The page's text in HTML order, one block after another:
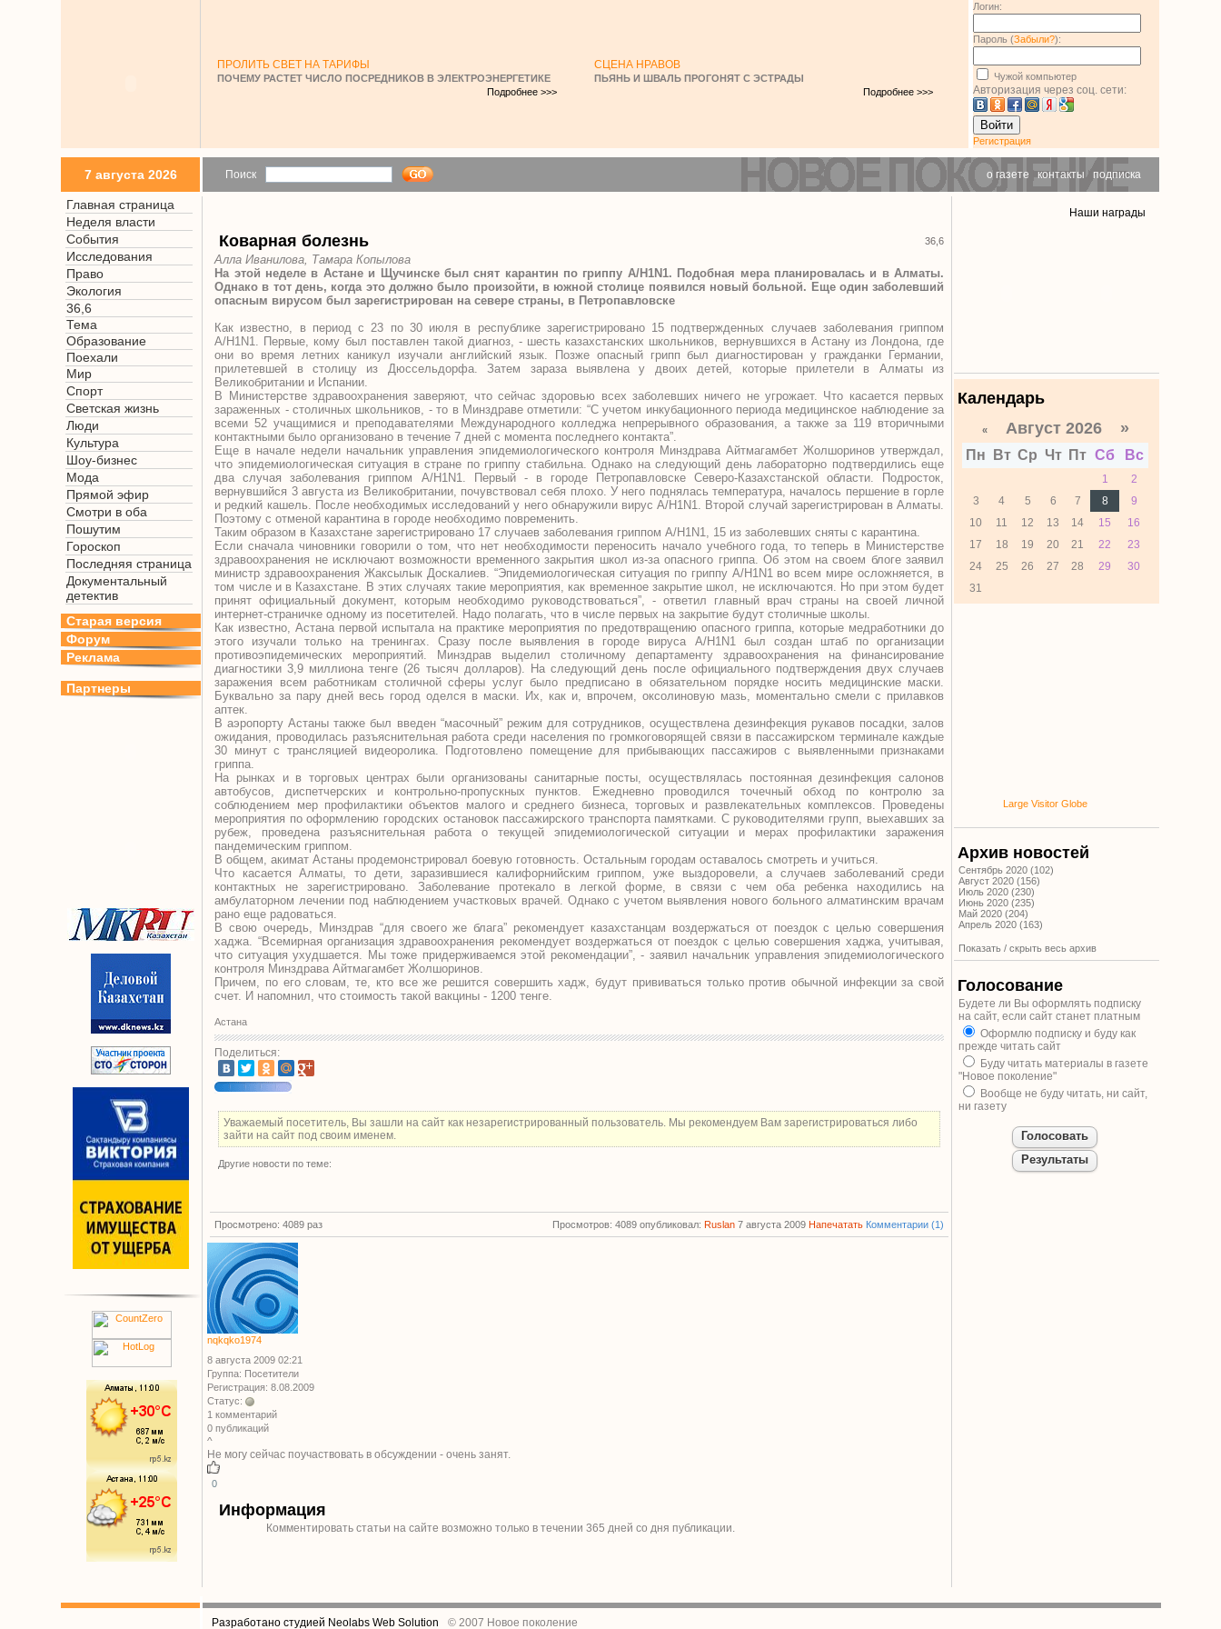
ПРОЛИТЬ СВЕТ НА ТАРИФЫ
ПОЧЕМУ РАСТЕТ ЧИСЛО ПОСРЕДНИКОВ В ЭЛЕКТРОЭНЕРГЕТИКЕ
Подробнее >>>
СЦЕНА НРАВОВ
ПЬЯНЬ И ШВАЛЬ ПРОГОНЯТ С ЭСТРАДЫ
Подробнее >>>
Логин:
Пароль (Забыли?):
Чужой компьютер
Авторизация через соц. сети:
Войти
Регистрация
7 августа 2026 Поиск о газете |контакты| подписка
Главная страница
Неделя власти
События
Исследования
Право
Экология
36,6
Тема
Образование
Поехали
Мир
Спорт
Светская жизнь
Люди
Культура
Шоу-бизнес
Мода
Прямой эфир
Смотри в оба
Пошутим
Гороскоп
Последняя страница
Документальный
детектив
Старая версия
Форум
Реклама
Партнеры
Коварная болезнь 36,6
Алла Иванилова, Тамара Копылова
На этой неделе в Астане и Щучинске был снят карантин по гриппу A/H1N1. Подобная мера планировалась и в Алматы.
Однако в тот день, когда это должно было произойти, в южной столице появился новый больной. Еще один заболевший
опасным вирусом был зарегистрирован на севере страны, в Петропавловске
Как известно, в период с 23 по 30 июля в республике зарегистрировано 15 подтвержденных случаев заболевания гриппом
A/H1N1. Первые, кому был поставлен такой диагноз, - шесть казахстанских школьников, вернувшихся в Астану из Лондона, где
они во время летних каникул изучали английский язык. Позже опасный грипп был диагностирован у гражданки Германии,
прилетевшей в столицу из Дюссельдорфа. Затем зараза выявлена у двоих детей, которые прилетели в Алматы из
Великобритании и Испании.
В Министерстве здравоохранения заверяют, что сейчас здоровью всех заболевших ничего не угрожает. Что касается первых
зараженных - столичных школьников, - то в Минздраве отметили: “С учетом инкубационного периода медицинское наблюдение за
всеми 52 учащимися и преподавателями Международного колледжа непрерывного образования, а также за 119 вторичными
контактными было организовано в течение 7 дней с момента последнего контакта”.
Еще в начале недели начальник управления эпидемиологического контроля Минздрава Айтмагамбет Жолшоринов утверждал,
что эпидемиологическая ситуация в стране по гриппу стабильна. Однако на следующий день лабораторно подтвердились еще
два случая заболевания гриппом А/Н1N1. Первый - в городе Петропавловске Северо-Казахстанской области. Подросток,
вернувшийся 3 августа из Великобритании, почувствовал себя плохо. У него поднялась температура, началось першение в горле
и редкий кашель. После необходимых исследований у него обнаружили вирус А/Н1N1. Второй случай зарегистрирован в Алматы.
Поэтому с отменой карантина в городе необходимо повременить.
Таким образом в Казахстане зарегистрировано 17 случаев заболевания гриппом А/Н1N1, 15 из заболевших сняты с карантина.
Если сначала чиновники говорили о том, что нет необходимости переносить начало учебного года, то теперь в Министерстве
здравоохранения не исключают возможности временного закрытия школ из-за опасного гриппа. Об этом на своем блоге заявил
министр здравоохранения Жаксылык Доскалиев. “Эпидемиологическая ситуация по гриппу А/Н1N1 во всем мире осложняется, в
том числе и в Казахстане. В этих случаях такие мероприятия, как временное закрытие школ, не исключаются. Но при этом будет
принят официальный документ, которым необходимо руководствоваться”, - ответил главный врач страны на своей личной
интернет-страничке одному из посетителей. Надо полагать, что в числе первых на закрытие будут столичные школы.
Как известно, Астана первой испытала на практике мероприятия по предотвращению опасного гриппа, которые медработники до
этого изучали только на тренингах. Сразу после выявления в городе вируса A/H1N1 был создан штаб по организации
противоэпидемических мероприятий. Минздрав выделил столичному департаменту здравоохранения на финансирование
диагностики 3,9 миллиона тенге (26 тысяч долларов). На следующий день после официального подтверждения двух случаев
заражения всем работникам столичной сферы услуг было предписано в обязательном порядке носить медицинские маски.
Буквально за пару дней весь город оделся в маски. Их, как и, впрочем, оксолиновую мазь, моментально смели с прилавков
аптек.
В аэропорту Астаны также был введен “масочный” режим для сотрудников, осуществлена дезинфекция рукавов посадки, залов
ожидания, проводилась разъяснительная работа среди населения по громкоговорящей связи в пассажирском терминале каждые
30 минут с трансляцией видеоролика. Подготовлено помещение для прибывающих пассажиров с выявленными признаками
гриппа.
На рынках и в торговых центрах были организованы санитарные посты, осуществлялась постоянная дезинфекция салонов
автобусов, диспетчерских и контрольно-пропускных пунктов. Ежедневно проводился точечный обход по контролю за
соблюдением мер профилактики объектов малого и среднего бизнеса, торговых и развлекательных комплексов. Проведены
мероприятия по оформлению городских остановок пассажирского транспорта памятками. С руководителями групп, выехавших за
рубеж, проведена разъяснительная работа о текущей эпидемиологической ситуации и мерах профилактики заражения
пандемическим гриппом.
В общем, акимат Астаны продемонстрировал боевую готовность. Остальным городам оставалось смотреть и учиться.
Что касается Алматы, то дети, заразившиеся калифорнийским гриппом, уже выздоровели, а случаев заболеваний среди
контактных не зарегистрировано. Заболевание протекало в легкой форме, в связи с чем оба ребенка находились на
амбулаторном лечении под наблюдением участковых врачей. Однако с учетом выявления нового больного алматинским врачам
рано еще радоваться.
В свою очередь, Минздрав “для своего же блага” рекомендует казахстанцам воздержаться от поездок с целью совершения
хаджа. “Всемирная организация здравоохранения рекомендует воздержаться от поездок с целью совершения хаджа, учитывая,
что ситуация ухудшается. Мы тоже придерживаемся этой рекомендации”, - заявил начальник управления эпидемиологического
контроля Минздрава Айтмагамбет Жолшоринов.
Причем, по его словам, те, кто все же решится совершить хадж, будут прививаться только против обычной инфекции за свой
счет. И напомнил, что стоимость такой вакцины - 1200 тенге.
Астана
Поделиться:
Уважаемый посетитель, Вы зашли на сайт как незарегистрированный пользователь. Мы рекомендуем Вам зарегистрироваться либо
зайти на сайт под своим именем.
Другие новости по теме:
Просмотрено: 4089 раз Просмотров: 4089 опубликовал:Ruslan 7 августа 2009Напечатать Комментарии (1)
nqkqko1974
8 августа 2009 02:21
Группа: Посетители
Регистрация: 8.08.2009
Статус:
1 комментарий
0 публикаций
^
Не могу сейчас поучаствовать в обсуждении - очень занят.
0
Информация
Комментировать статьи на сайте возможно только в течении365 дней со дня публикации.
Наши награды
Календарь
«Август 2026 »
Пн Вт Ср Чт Пт Сб Вс
1
2
3
4 5 6 7 8
9
10
11 12 13 14 15
16
17
18 19 20 21 22
23
24
25 26 27 28 29
30
31
Large Visitor Globe
Архив новостей
Сентябрь 2020 (102)
Август 2020 (156)
Июль 2020 (230)
Июнь 2020 (235)
Май 2020 (204)
Апрель 2020 (163)
Показать / скрыть весь архив
Голосование
Будете ли Вы оформлять подписку
на сайт, если сайт станет платным
Оформлю подписку и буду как
прежде читать сайт
Буду читать материалы в газете
"Новое поколение"
Вообще не буду читать, ни сайт,
ни газету
Разработано студией Neolabs Web Solution © 2007 Новое поколение